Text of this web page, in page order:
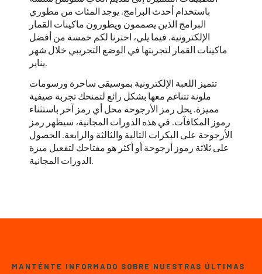
باستخدام أحدث البرامج. يوجد المئات من مطوري
البرامج الذين يصممون ويطورون ماكينات القمار
الإلكترونية. فيما يلي، اخترنا لكم خمسة من أفضل
ماكينات القمار لتجربتها في الوضع التجريبي خلال شهر
يناير.
تتميز اللعبة الإلكترونية بموسيقى ساحرة ورسومات
ملونة تتناغم معها بشكل رائع لتمنحك تجربة صيفية
مميزة. يحل رمز الأرجوحة محل أي رمز آخر باستثناء
رموز المكافآت. في هذه الدورات المجانية، سيظهر رمز
الأرجوحة على البكرات التالية والثالثة والرابعة. الحصول
على ثلاثة رموز أرجوحة أو أكثر هو مفتاحك لتفعيل ميزة
الدورات المجانية.
MANTÉNTE INFORMADO SOBRE NUESTRAS ÚLTIMAS